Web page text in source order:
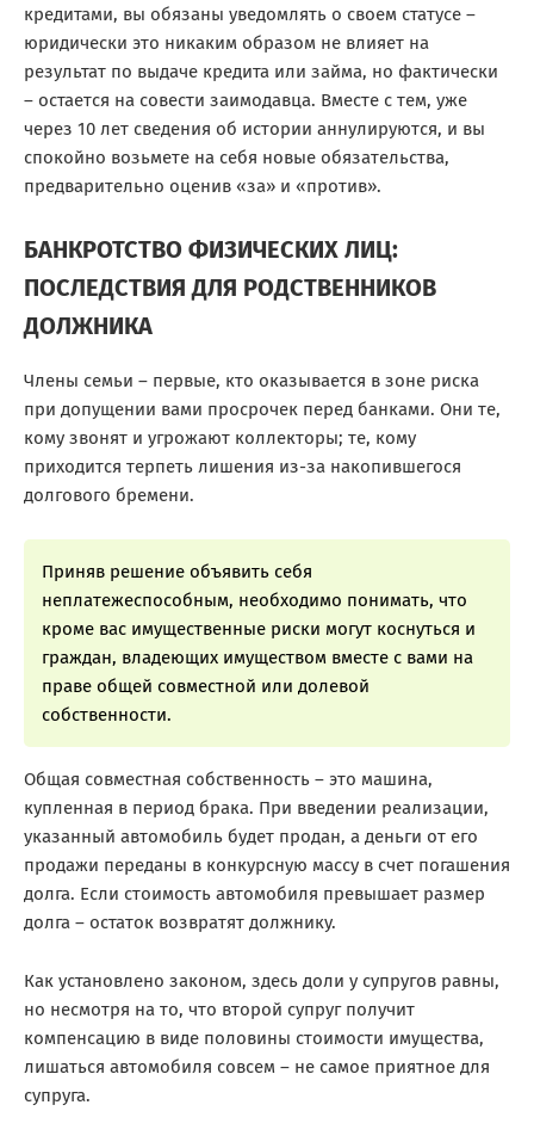
кредитами, вы обязаны уведомлять о своем статусе –
юридически это никаким образом не влияет на
результат по выдаче кредита или займа, но фактически
– остается на совести заимодавца. Вместе с тем, уже
через 10 лет сведения об истории аннулируются, и вы
спокойно возьмете на себя новые обязательства,
предварительно оценив «за» и «против».
БАНКРОТСТВО ФИЗИЧЕСКИХ ЛИЦ:
ПОСЛЕДСТВИЯ ДЛЯ РОДСТВЕННИКОВ
ДОЛЖНИКА
Члены семьи – первые, кто оказывается в зоне риска
при допущении вами просрочек перед банками. Они те,
кому звонят и угрожают коллекторы; те, кому
приходится терпеть лишения из-за накопившегося
долгового бремени.
Приняв решение объявить себя
неплатежеспособным, необходимо понимать, что
кроме вас имущественные риски могут коснуться и
граждан, владеющих имуществом вместе с вами на
праве общей совместной или долевой
собственности.
Общая совместная собственность – это машина,
купленная в период брака. При введении реализации,
указанный автомобиль будет продан, а деньги от его
продажи переданы в конкурсную массу в счет погашения
долга. Если стоимость автомобиля превышает размер
долга – остаток возвратят должнику.
Как установлено законом, здесь доли у супругов равны,
но несмотря на то, что второй супруг получит
компенсацию в виде половины стоимости имущества,
лишаться автомобиля совсем – не самое приятное для
супруга.